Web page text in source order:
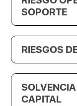
SOPORTE
RIESGOS
CAPITAL